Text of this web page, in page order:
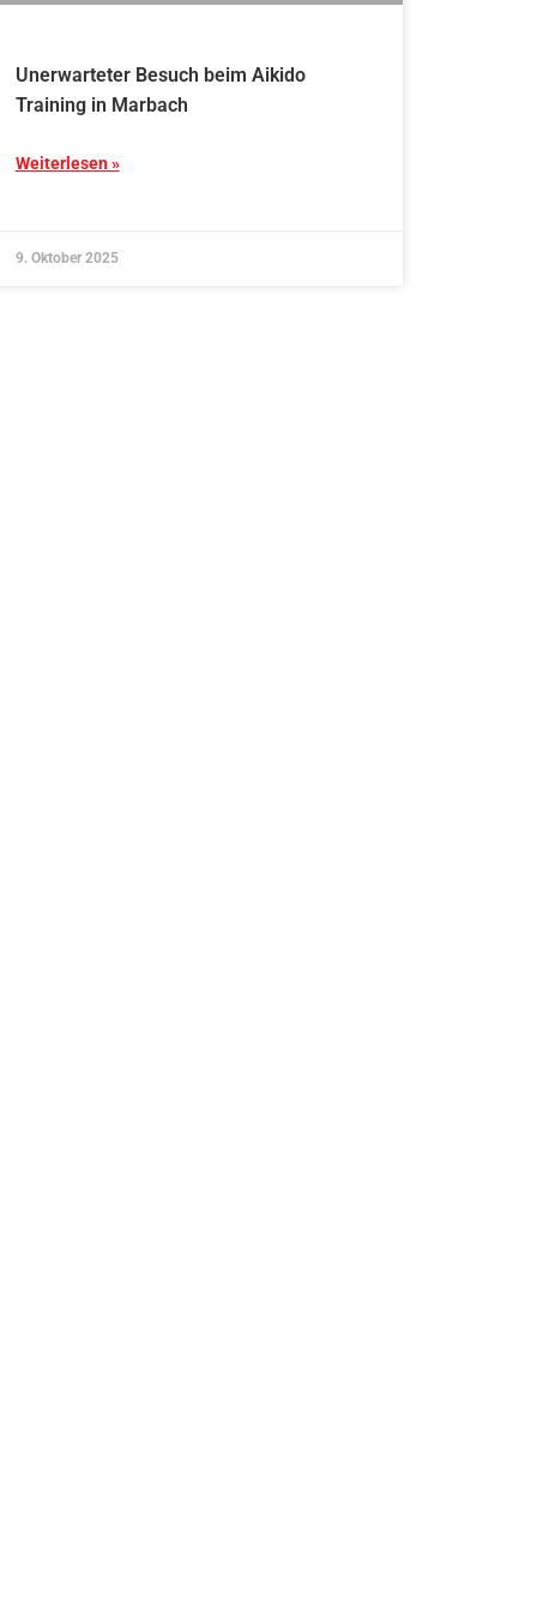
Unerwarteter Besuch beim Aikido
Training in Marbach
Weiterlesen »
9. Oktober 2025